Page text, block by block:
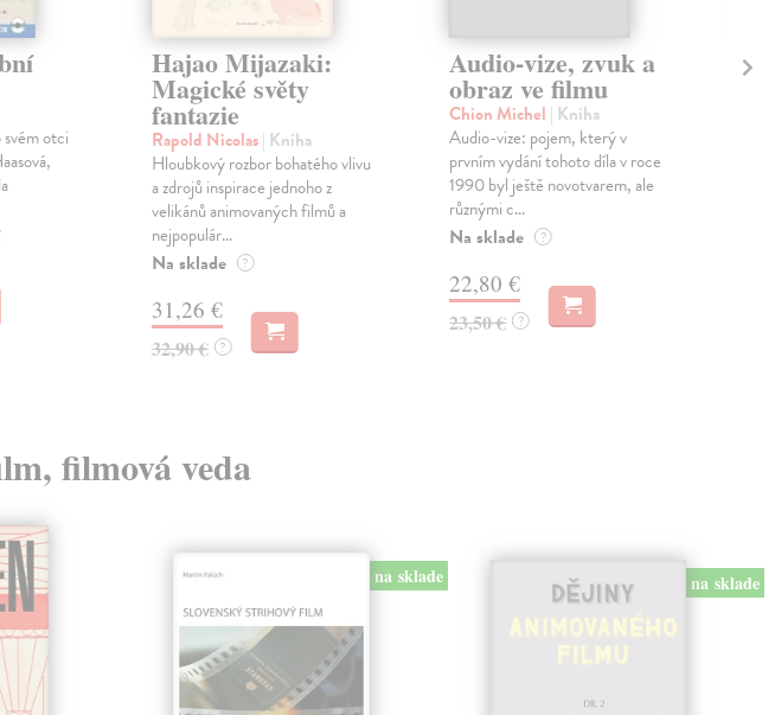
otci
Hajao Mijazaki:
Magické světy
fantazie
Rapold Nicolas| Kniha
Hloubkový rozbor bohatého vlivu
a zdrojů inspirace jednoho z
velikánů animovaných filmů a
nejpopulár...
Na sklade ?
31,26 €
32,90 € ?
Audio-vize, zvuk a
obraz ve filmu
Chion Michel | Kniha
Audio-vize: pojem, který v
prvním vydání tohoto díla v roce
1990 byl ještě novotvarem, ale
různými c...
Na sklade ?
22,80 €
23,50 € ?
filmová veda
na sklade na sklade